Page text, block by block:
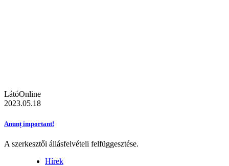
LátóOnline
2023.05.18
Anunț important!
A szerkesztői állásfelvételi felfüggesztése.
Hírek